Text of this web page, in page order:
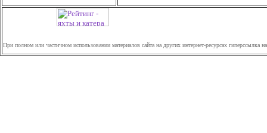
При полном или частичном использовании материалов сайта на других интернет-ресурсах гиперссылка